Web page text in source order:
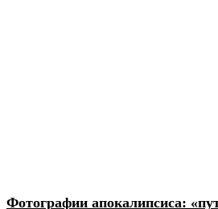
Фотографии апокалипсиса: